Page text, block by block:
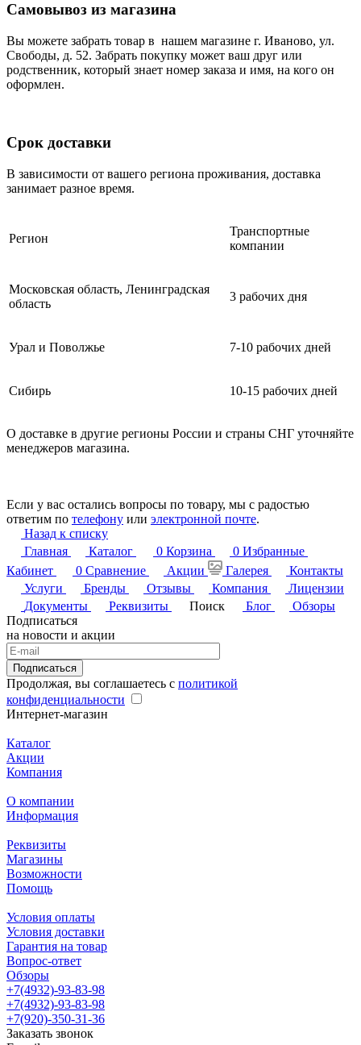
Самовывоз из магазина
Вы можете забрать товар в нашем магазине г. Иваново, ул.
Свободы, д. 52. Забрать покупку может ваш друг или
родственник, который знает номер заказа и имя, на кого он
оформлен.
Срок доставки
В зависимости от вашего региона проживания, доставка
занимает разное время.
Регион
Транспортные
компании
Московская область, Ленинградская
область
3 рабочих дня
Урал и Поволжье 7-10 рабочих дней
Сибирь 10-15 рабочих дней
О доставке в другие регионы России и страны СНГ уточняйте
менеджеров магазина.
Если у вас остались вопросы по товару, мы с радостью
ответим по телефону или электронной почте.
Назад к списку
Главная
Каталог 0 Корзина 0 Избранные
Кабинет
0 Сравнение Акции Галерея
Контакты
Услуги
Бренды Отзывы Компания
Лицензии
Документы
Реквизиты Поиск Блог
Обзоры
Подписаться
на новости и акции
Подписаться
Продолжая, вы соглашаетесь с политикой
конфиденциальности
Интернет-магазин
Каталог
Акции
Компания
О компании
Информация
Реквизиты
Магазины
Возможности
Помощь
Условия оплаты
Условия доставки
Гарантия на товар
Вопрос-ответ
Обзоры
+7(4932)-93-83-98
+7(4932)-93-83-98
+7(920)-350-31-36
Заказать звонок